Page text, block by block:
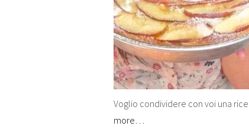
Voglio condividere con voi una
more…